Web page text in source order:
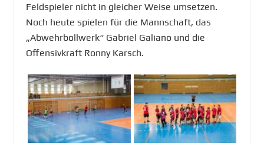
Feldspieler nicht in gleicher Weise umsetzen.
Noch heute spielen für die Mannschaft, das
„Abwehrbollwerk“ Gabriel Galiano und die
Offensivkraft Ronny Karsch.